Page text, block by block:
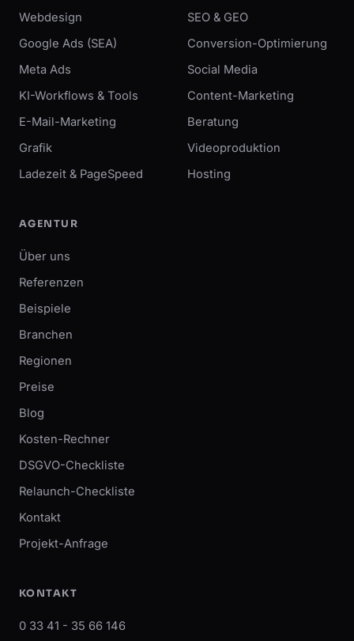
Webdesign
SEO & GEO
Google Ads (SEA)
Conversion-Optimierung
Meta Ads
Social Media
KI-Workflows & Tools
Content-Marketing
E-Mail-Marketing
Beratung
Grafik
Videoproduktion
Ladezeit & PageSpeed
Hosting
AGENTUR
Über uns
Referenzen
Beispiele
Branchen
Regionen
Preise
Blog
Kosten-Rechner
DSGVO-Checkliste
Relaunch-Checkliste
Kontakt
Projekt-Anfrage
KONTAKT
0 33 41 - 35 66 146